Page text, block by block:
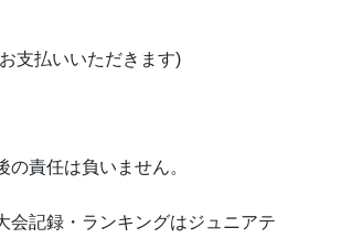
支払いいただきます)
責任は負いません。
会記録・ランキングはジュニアテ